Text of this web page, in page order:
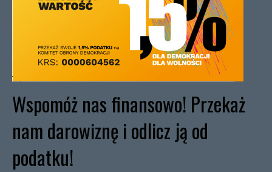
Wspomóż nas finansowo! Przekaż
nam darowiznę i odlicz ją od
podatku!